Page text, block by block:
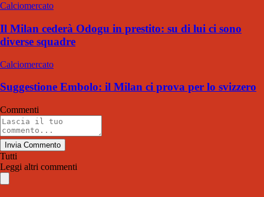
Calciomercato
Il Milan cederà Odogu in prestito: su di lui ci sono
diverse squadre
Calciomercato
Suggestione Embolo: il Milan ci prova per lo svizzero
Commenti
Invia Commento
Tutti
Leggi altri commenti